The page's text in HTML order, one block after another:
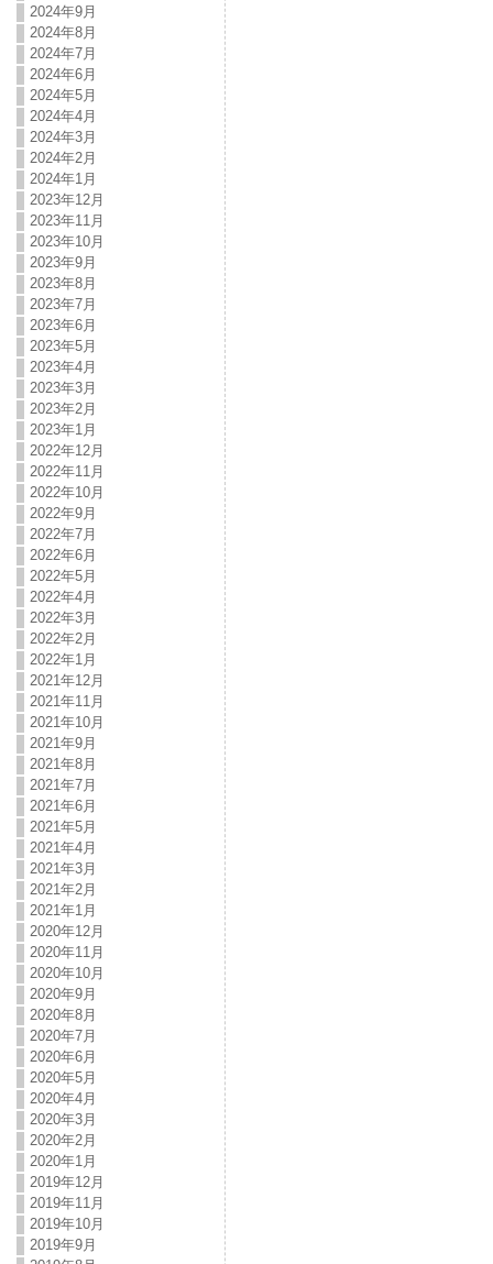
2024年9月
2024年8月
2024年7月
2024年6月
2024年5月
2024年4月
2024年3月
2024年2月
2024年1月
2023年12月
2023年11月
2023年10月
2023年9月
2023年8月
2023年7月
2023年6月
2023年5月
2023年4月
2023年3月
2023年2月
2023年1月
2022年12月
2022年11月
2022年10月
2022年9月
2022年7月
2022年6月
2022年5月
2022年4月
2022年3月
2022年2月
2022年1月
2021年12月
2021年11月
2021年10月
2021年9月
2021年8月
2021年7月
2021年6月
2021年5月
2021年4月
2021年3月
2021年2月
2021年1月
2020年12月
2020年11月
2020年10月
2020年9月
2020年8月
2020年7月
2020年6月
2020年5月
2020年4月
2020年3月
2020年2月
2020年1月
2019年12月
2019年11月
2019年10月
2019年9月